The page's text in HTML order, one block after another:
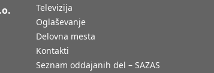
Televizija
Oglaševanje
Delovna mesta
Kontakti
Seznam oddajanih del – SAZAS